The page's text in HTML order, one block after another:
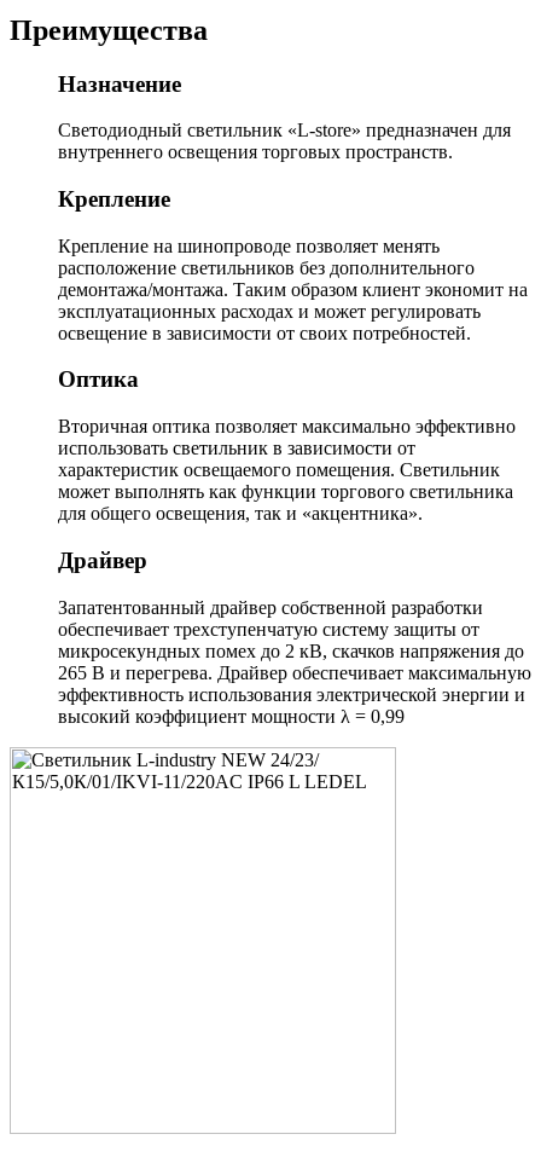
Преимущества
Назначение
Светодиодный светильник «L-store» предназначен для
внутреннего освещения торговых пространств.
Крепление
Крепление на шинопроводе позволяет менять
расположение светильников без дополнительного
демонтажа/монтажа. Таким образом клиент экономит на
эксплуатационных расходах и может регулировать
освещение в зависимости от своих потребностей.
Оптика
Вторичная оптика позволяет максимально эффективно
использовать светильник в зависимости от
характеристик освещаемого помещения. Светильник
может выполнять как функции торгового светильника
для общего освещения, так и «акцентника».
Драйвер
Запатентованный драйвер собственной разработки
обеспечивает трехступенчатую систему защиты от
микросекундных помех до 2 кВ, скачков напряжения до
265 В и перегрева. Драйвер обеспечивает максимальную
эффективность использования электрической энергии и
высокий коэффициент мощности λ = 0,99